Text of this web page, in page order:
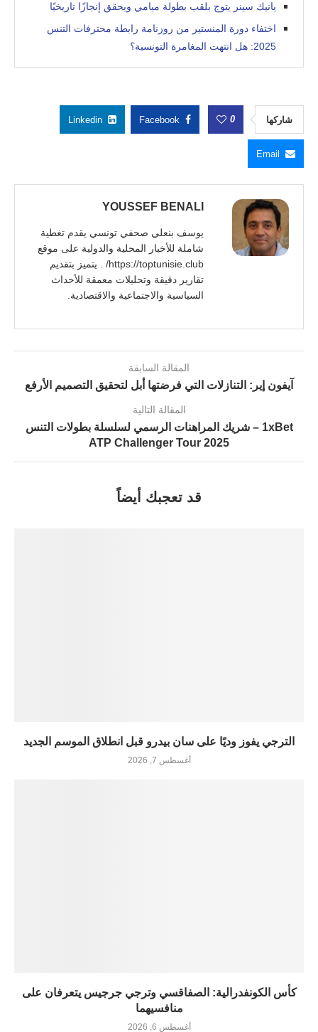
يانيك سينر يتوج بلقب بطولة ميامي ويحقق إنجازًا تاريخيًا
اختفاء دورة المنستير من روزنامة رابطة محترفات التنس
2025: هل انتهت المغامرة التونسية؟
شاركها 0
Facebook
Linkedin
Email
YOUSSEF BENALI
يوسف بنعلي صحفي تونسي يقدم تغطية
شاملة للأخبار المحلية والدولية على موقع
https://toptunisie.club/ . يتميز بتقديم
تقارير دقيقة وتحليلات معمقة للأحداث
السياسية والاجتماعية والاقتصادية.
المقالة السابقة
آيفون إير: التنازلات التي فرضتها أبل لتحقيق التصميم الأرفع
المقالة التالية
1xBet – شريك المراهنات الرسمي لسلسلة بطولات التنس
2025 ATP Challenger Tour
قد تعجبك أيضاً
الترجي يفوز وديًا على سان بيدرو قبل انطلاق الموسم الجديد
أغسطس 7, 2026
كأس الكونفدرالية: الصفاقسي وترجي جرجيس يتعرفان على
منافسيهما
أغسطس 6, 2026